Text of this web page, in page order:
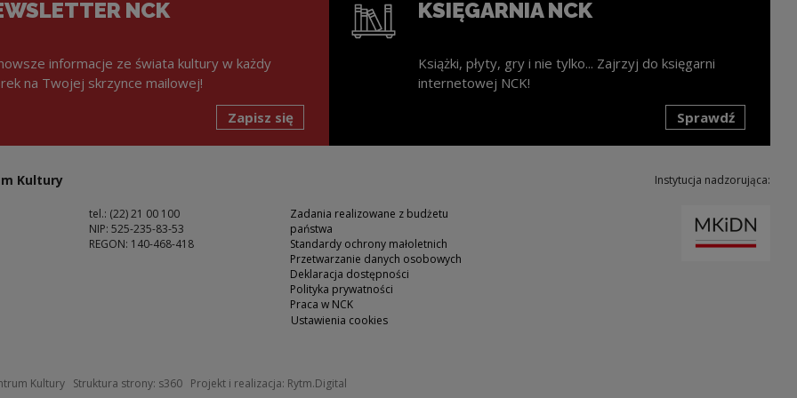
NCK
informacje ze świata kultury w każdy
na Twojej skrzynce mailowej!
Zapisz się
KSIĘGARNIA NCK
Książki, płyty, gry i nie tylko... Zajrzyj do księgarni
internetowej NCK!
Sprawdź
Kultury
tel.: (22) 21 00 100
NIP: 525-235-83-53
REGON: 140-468-418
Zadania realizowane z budżetu
państwa
Standardy ochrony małoletnich
Przetwarzanie danych osobowych
Deklaracja dostępności
Polityka prywatności
Praca w NCK
Ustawienia cookies
Instytucja nadzorująca:
Kultury Struktura strony: s360Uwaga, link zostanie otwarty w nowym oknie
Projekt i realizacja: Rytm.Digital